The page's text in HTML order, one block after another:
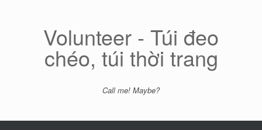
Volunteer - Túi đeo
chéo, túi thời trang
Call me! Maybe?